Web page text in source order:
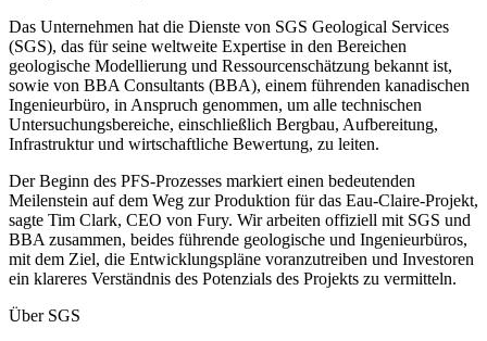
Das Unternehmen hat die Dienste von SGS Geological Services
(SGS), das für seine weltweite Expertise in den Bereichen
geologische Modellierung und Ressourcenschätzung bekannt ist,
sowie von BBA Consultants (BBA), einem führenden kanadischen
Ingenieurbüro, in Anspruch genommen, um alle technischen
Untersuchungsbereiche, einschließlich Bergbau, Aufbereitung,
Infrastruktur und wirtschaftliche Bewertung, zu leiten.
Der Beginn des PFS-Prozesses markiert einen bedeutenden
Meilenstein auf dem Weg zur Produktion für das Eau-Claire-Projekt,
sagte Tim Clark, CEO von Fury. Wir arbeiten offiziell mit SGS und
BBA zusammen, beides führende geologische und Ingenieurbüros,
mit dem Ziel, die Entwicklungspläne voranzutreiben und Investoren
ein klareres Verständnis des Potenzials des Projekts zu vermitteln.
Über SGS